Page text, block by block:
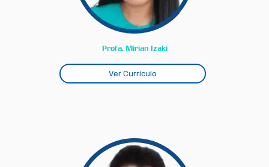
Profa. Mirian Izaki
Ver Currículo